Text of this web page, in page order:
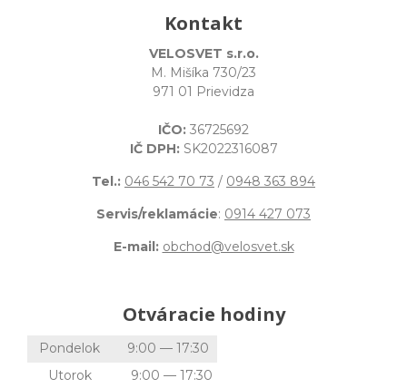
Kontakt
VELOSVET s.r.o.
M. Mišíka 730/23
971 01 Prievidza
IČO: 36725692
IČ DPH: SK2022316087
Tel.: 046 542 70 73 / 0948 363 894
Servis/reklamácie: 0914 427 073
E-mail: obchod@velosvet.sk
Otváracie hodiny
Pondelok
9:00 — 17:30
Utorok
9:00 — 17:30